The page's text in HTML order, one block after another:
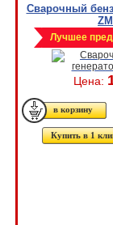
Сварочный
Лучшее
Цена:
Купить в 1